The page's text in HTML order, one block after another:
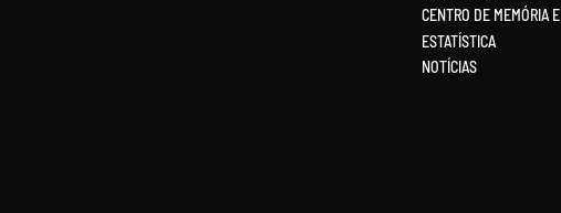
CENTRO DE MEMÓRIA E
ESTATÍSTICA
NOTÍCIAS